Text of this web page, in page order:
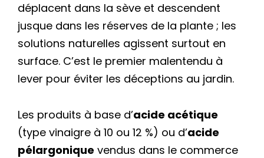
déplacent dans la sève et descendent
jusque dans les réserves de la plante ; les
solutions naturelles agissent surtout en
surface. C’est le premier malentendu à
lever pour éviter les déceptions au jardin.
Les produits à base d’acide acétique
(type vinaigre à 10 ou 12 %) ou d’acide
pélargonique vendus dans le commerce